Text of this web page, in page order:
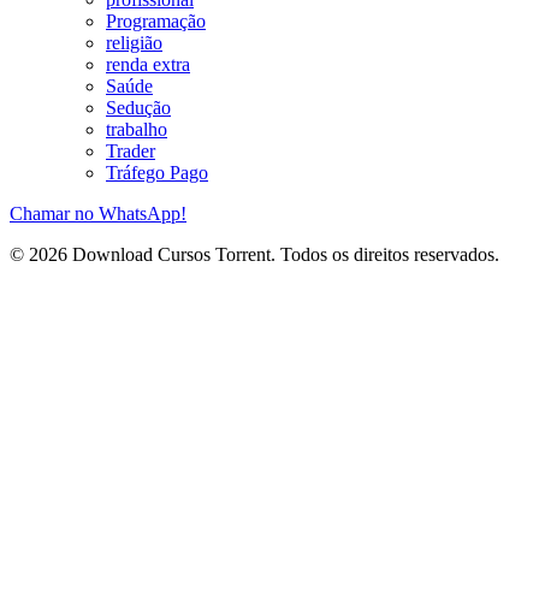
Programação
religião
renda extra
Saúde
Sedução
trabalho
Trader
Tráfego Pago
Chamar no WhatsApp!
© 2026 Download Cursos Torrent. Todos os direitos reservados.